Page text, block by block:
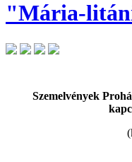
"Mária-
Szemelvények